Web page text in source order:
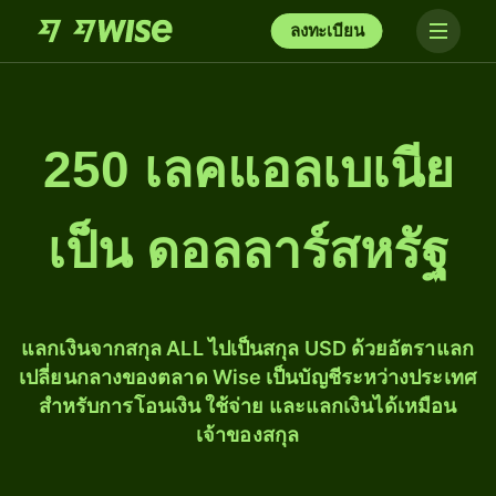
ลงทะเบียน
250 เลคแอลเบเนีย
เป็น ดอลลาร์สหรัฐ
แลกเงินจากสกุล ALL ไปเป็นสกุล USD ด้วยอัตราแลก
เปลี่ยนกลางของตลาด Wise เป็นบัญชีระหว่างประเทศ
สำหรับการโอนเงิน ใช้จ่าย และแลกเงินได้เหมือน
เจ้าของสกุล